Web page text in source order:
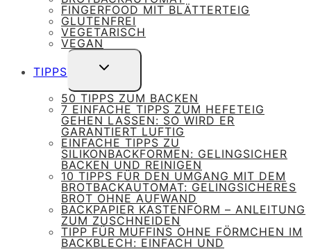
FINGERFOOD MIT BLÄTTERTEIG
GLUTENFREI
VEGETARISCH
VEGAN
TIPPS
UNTERMENÜ
UMSCHALTEN
50 TIPPS ZUM BACKEN
7 EINFACHE TIPPS ZUM HEFETEIG
GEHEN LASSEN: SO WIRD ER
GARANTIERT LUFTIG
EINFACHE TIPPS ZU
SILIKONBACKFORMEN: GELINGSICHER
BACKEN UND REINIGEN
10 TIPPS FÜR DEN UMGANG MIT DEM
BROTBACKAUTOMAT: GELINGSICHERES
BROT OHNE AUFWAND
BACKPAPIER KASTENFORM – ANLEITUNG
ZUM ZUSCHNEIDEN
TIPP FÜR MUFFINS OHNE FÖRMCHEN IM
BACKBLECH: EINFACH UND